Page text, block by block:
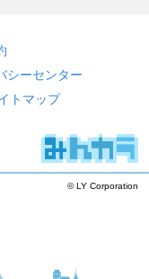
シーセンター
トマップ
© LY Corporation